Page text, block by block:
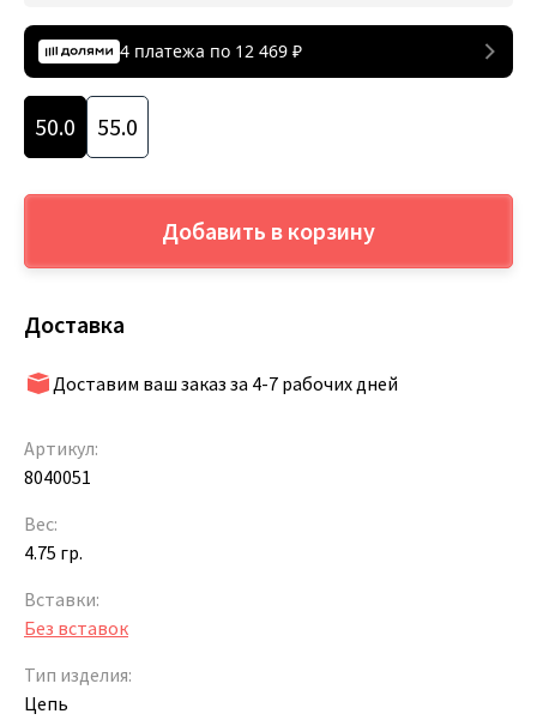
4 платежа по 12 469 ₽
50.0 55.0
Добавить в корзину
Доставка
Доставим ваш заказ за 4-7 рабочих дней
Артикул:
8040051
Вес:
4.75 гр.
Вставки:
Без вставок
Тип изделия:
Цепь